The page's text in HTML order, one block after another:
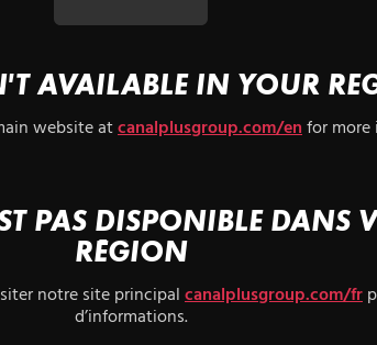
AVAILABLE IN YOUR
website atcanalplusgroup.com/enfor
PAS DISPONIBLE DANS
RÉGION
notre site principalcanalplusgroup.com/fr
d’informations.